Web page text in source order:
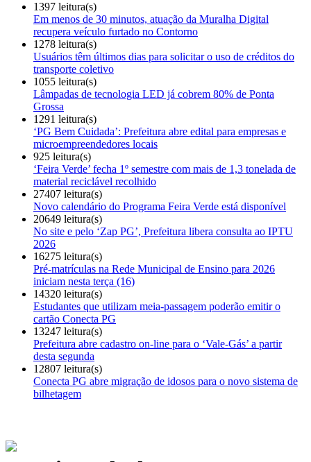
1397 leitura(s)
Em menos de 30 minutos, atuação da Muralha Digital
recupera veículo furtado no Contorno
1278 leitura(s)
Usuários têm últimos dias para solicitar o uso de créditos do
transporte coletivo
1055 leitura(s)
Lâmpadas de tecnologia LED já cobrem 80% de Ponta
Grossa
1291 leitura(s)
‘PG Bem Cuidada’: Prefeitura abre edital para empresas e
microempreendedores locais
925 leitura(s)
‘Feira Verde’ fecha 1º semestre com mais de 1,3 tonelada de
material reciclável recolhido
27407 leitura(s)
Novo calendário do Programa Feira Verde está disponível
20649 leitura(s)
No site e pelo ‘Zap PG’, Prefeitura libera consulta ao IPTU
2026
16275 leitura(s)
Pré-matrículas na Rede Municipal de Ensino para 2026
iniciam nesta terça (16)
14320 leitura(s)
Estudantes que utilizam meia-passagem poderão emitir o
cartão Conecta PG
13247 leitura(s)
Prefeitura abre cadastro on-line para o ‘Vale-Gás’ a partir
desta segunda
12807 leitura(s)
Conecta PG abre migração de idosos para o novo sistema de
bilhetagem